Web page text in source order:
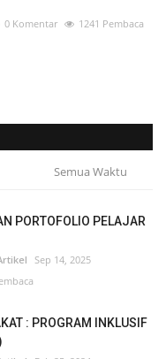
0 Komentar 1241 Pembaca
Semua Waktu
PORTOFOLIO PELAJAR
Sep 14, 2025
: PROGRAM INKLUSIF